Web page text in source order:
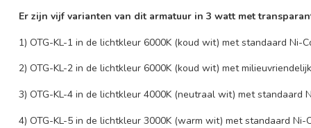
Er zijn vijf varianten van dit armatuur in 3 watt met
1) OTG-KL-1 in de lichtkleur 6000K (koud wit) met standaard Ni-
2) OTG-KL-2 in de lichtkleur 6000K (koud wit) met
3) OTG-KL-4 in de lichtkleur 4000K (neutraal wit) met standaard
4) OTG-KL-5 in de lichtkleur 3000K (warm wit) met standaard Ni-